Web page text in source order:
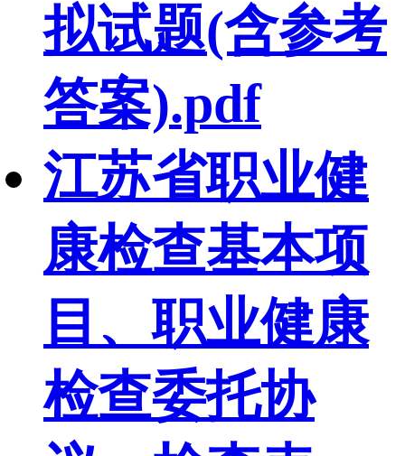
拟试题(含参考
答案).pdf
江苏省职业健
康检查基本项
目、职业健康
检查委托协